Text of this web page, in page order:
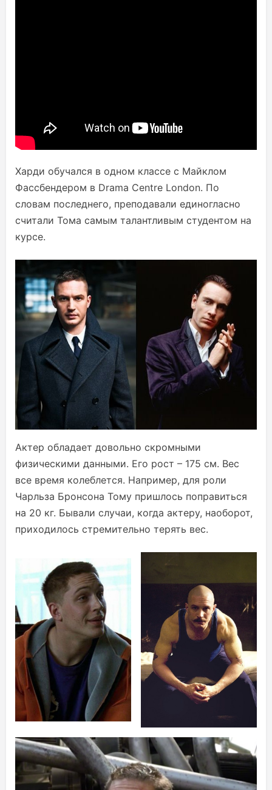
Харди обучался в одном классе с Майклом
Фассбендером в Drama Centre London. По
словам последнего, преподавали единогласно
считали Тома самым талантливым студентом на
курсе.
Актер обладает довольно скромными
физическими данными. Его рост – 175 см. Вес
все время колеблется. Например, для роли
Чарльза Бронсона Тому пришлось поправиться
на 20 кг. Бывали случаи, когда актеру, наоборот,
приходилось стремительно терять вес.